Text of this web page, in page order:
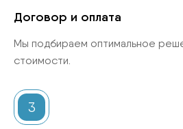
Договор и оплата
Мы подбираем оптимальное
стоимости.
3